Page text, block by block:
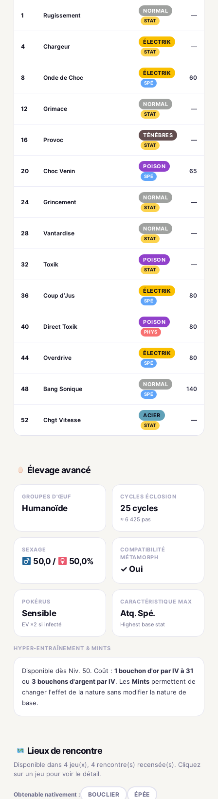
1 Rugissement
NORMAL
STAT
—
4 Chargeur
ÉLECTRIK
STAT
—
8 Onde de Choc
ÉLECTRIK
SPÉ
60
12 Grimace
NORMAL
STAT
—
16 Provoc
TÉNÈBRES
STAT
—
20 Choc Venin
POISON
SPÉ
65
24 Grincement
NORMAL
STAT
—
28 Vantardise
NORMAL
STAT
—
32 Toxik
POISON
STAT
—
36 Coup d’Jus
ÉLECTRIK
SPÉ
80
40 Direct Toxik
POISON
PHYS
80
44 Overdrive
ÉLECTRIK
SPÉ
80
48 Bang Sonique
NORMAL
SPÉ
140
52 Chgt Vitesse
ACIER
STAT
—
Élevage avancé
GROUPES D'ŒUF
Humanoïde
CYCLES ÉCLOSION
25 cycles
≈ 6 425 pas
SEXAGE
50,0 / 50,0%
COMPATIBILITÉ
MÉTAMORPH
✓ Oui
POKÉRUS
Sensible
EV ×2 si infecté
CARACTÉRISTIQUE MAX
Atq. Spé.
Highest base stat
HYPER-ENTRAÎNEMENT & MINTS
Disponible dès Niv. 50. Coût : 1 bouchon d'or par IV à 31
ou 3 bouchons d'argent par IV. Les Mints permettent de
changer l'effet de la nature sans modifier la nature de
base.
Lieux de rencontre
Disponible dans 4 jeu(x), 4 rencontre(s) recensée(s). Cliquez
sur un jeu pour voir le détail.
Obtenable nativement : BOUCLIER ÉPÉE